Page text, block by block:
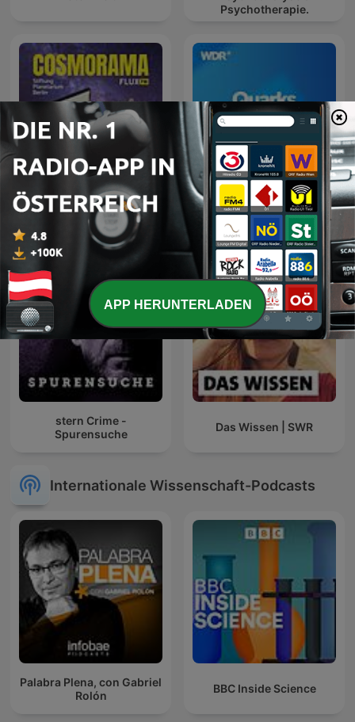
Psychotherapie.
Cosmorama Quarks Daily
stern Crime -
Spurensuche
Das Wissen | SWR
Internationale Wissenschaft-Podcasts
Palabra Plena, con Gabriel
Rolón
BBC Inside Science
APP HERUNTERLADEN